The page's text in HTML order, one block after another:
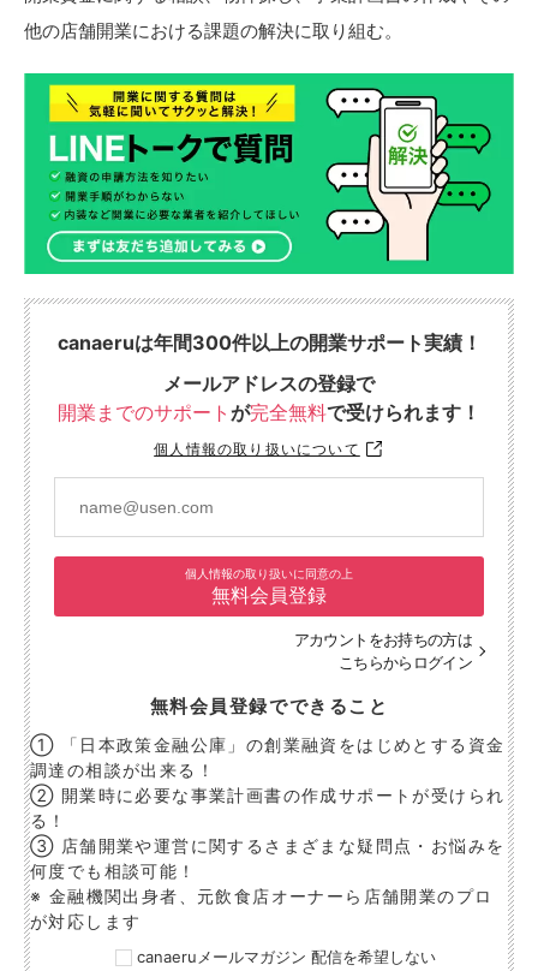
他の店舗開業における課題の解決に取り組む。
canaeruは年間300件以上の開業サポート実績！
メールアドレスの登録で
開業までのサポート が完全無料で受けられます！
個人情報の取り扱いについて
個人情報の取り扱いに同意の上
無料会員登録
アカウントをお持ちの方は
こちらからログイン
無料会員登録でできること
① 「日本政策金融公庫」の創業融資をはじめとする資金
調達の相談が出来る！
② 開業時に必要な事業計画書の作成サポートが受けられ
る！
③ 店舗開業や運営に関するさまざまな疑問点・お悩みを
何度でも相談可能！
※ 金融機関出身者、元飲食店オーナーら店舗開業のプロ
が対応します
canaeruメールマガジン 配信を希望しない